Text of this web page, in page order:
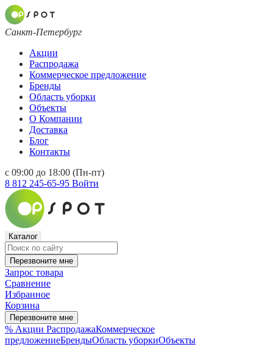
Санкт-Петербург
Акции
Распродажа
Коммерческое предложение
Бренды
Область уборки
Объекты
О Компании
Доставка
Блог
Контакты
с 09:00 до 18:00 (Пн-пт)
8 812 245-65-95 Войти
Каталог
Перезвоните мне
Запрос товара
Сравнение
Избранное
Корзина
Перезвоните мне
% Акции РаспродажаКоммерческое
предложениеБрендыОбласть уборкиОбъекты